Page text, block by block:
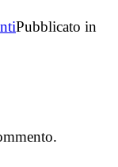
Pubblicato in